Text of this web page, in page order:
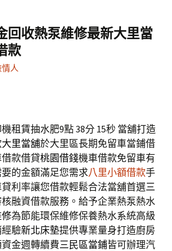
回收熱泵維修最新大里當
款
人
租賃抽水肥9點 38分 15秒 當舖打造
大里當舖於大里區長期免留車當鋪借
款借貸桃園借錢機車借款免留車有
的金額滿足您需求八里小額借款手
利率讓您借款輕鬆合法當舖首選三
融資借款服務。給予企業熱泵熱水
為節能環保維修保養熱水系統高級
驗新北床墊提供專業量身打造廚房
金週轉續費三民區當鋪皆可辦理汽